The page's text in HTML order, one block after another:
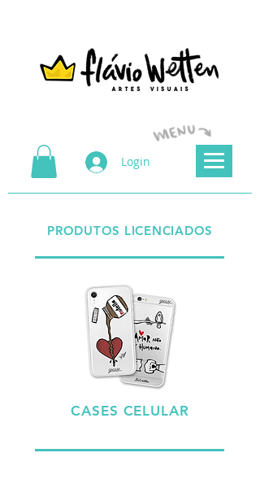
Login
PRODUTOS LICENCIADOS
CASES CELULAR